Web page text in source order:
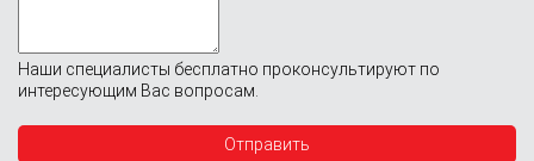
Наши специалисты бесплатно проконсультируют по
интересующим Вас вопросам.